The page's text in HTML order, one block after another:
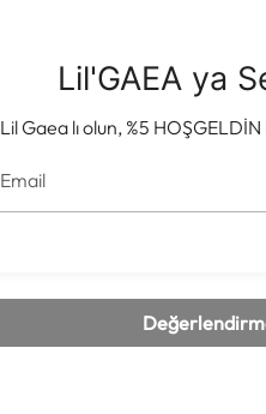
Lil'GAEA ya
Lil Gaea lı olun, %5